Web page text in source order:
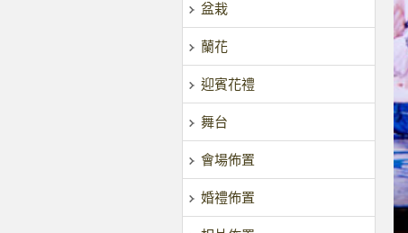
盆栽
蘭花
迎賓花禮
舞台
會場佈置
婚禮佈置